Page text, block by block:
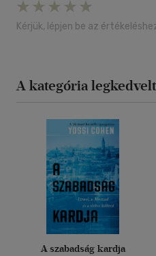
Kérjük, lépjen be az
A kategória
A szabadság kardja